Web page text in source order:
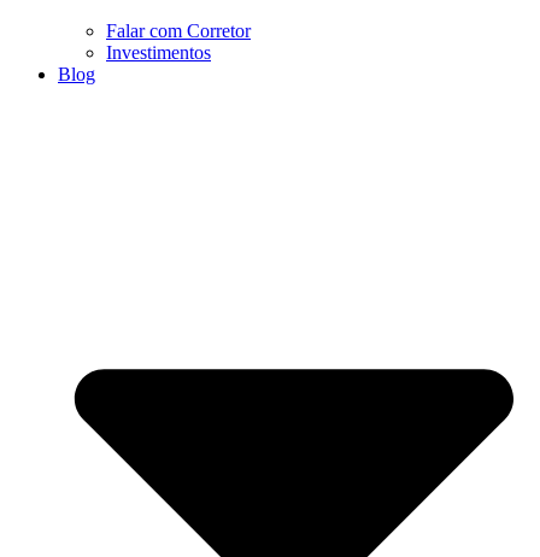
Falar com Corretor
Investimentos
Blog